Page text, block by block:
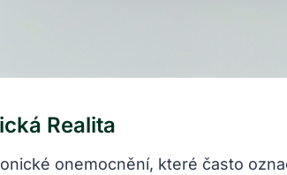
Realita
onemocnění, které často